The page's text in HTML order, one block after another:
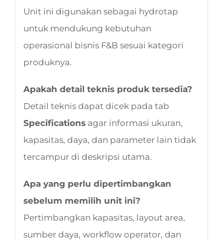
Unit ini digunakan sebagai hydrotap
untuk mendukung kebutuhan
operasional bisnis F&B sesuai kategori
produknya.
Apakah detail teknis produk tersedia?
Detail teknis dapat dicek pada tab
Specificationsagar informasi ukuran,
kapasitas, daya, dan parameter lain tidak
tercampur di deskripsi utama.
Apa yang perlu dipertimbangkan
sebelum memilih unit ini?
Pertimbangkan kapasitas, layout area,
sumber daya, workflow operator, dan